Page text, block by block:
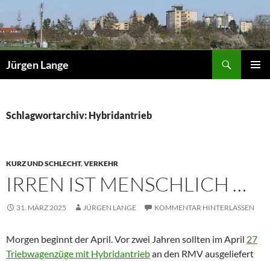
Inhalt
springen
Jürgen Lange
Schlagwortarchiv: Hybridantrieb
KURZ UND SCHLECHT,VERKEHR
IRREN IST MENSCHLICH …
31. MÄRZ 2025 JÜRGEN LANGE KOMMENTAR HINTERLASSEN
Morgen beginnt der April. Vor zwei Jahren sollten im April 27
Triebwagenzüge mit Hybridantrieban den RMV ausgeliefert